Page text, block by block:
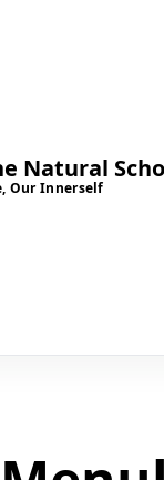
Natural
Our Innerself